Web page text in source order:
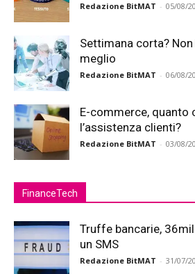
Redazione BitMAT - 05/08/
Settimana corta?
meglio
Redazione BitMAT - 06/08/
E-commerce, quanto
l’assistenza clienti?
Redazione BitMAT - 03/08/
FinanceTech
Truffe bancarie,
un SMS
Redazione BitMAT - 31/07/